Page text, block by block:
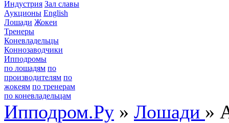
Индустрия Зал славы
Аукционы English
Лошади Жокеи
Тренеры
Коневладельцы
Коннозаводчики
Ипподромы
по лошадям по
производителям по
жокеям по тренерам
по коневладельцам
Ипподром.Ру » Лошади »